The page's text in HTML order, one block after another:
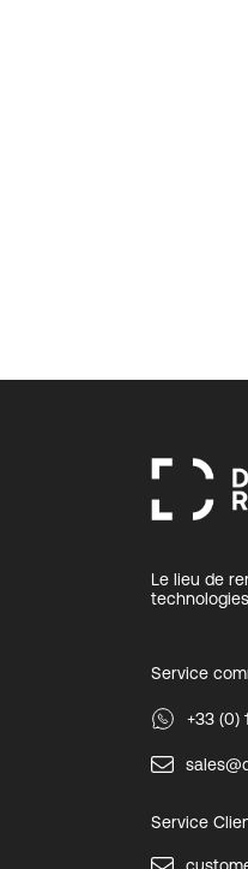
Le lieu de
Service
+33 (0)
Service